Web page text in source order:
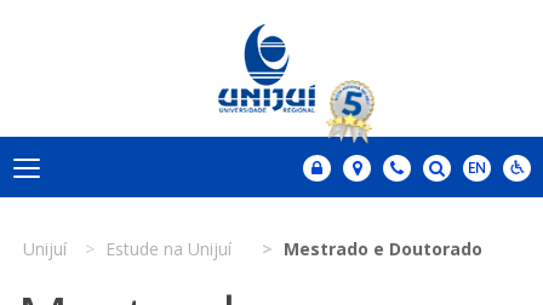
Unijuí Estude na Unijuí Mestrado e Doutorado